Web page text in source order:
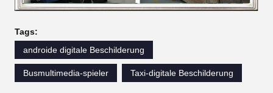
Tags:
androide digitale Beschilderung
Busmultimedia-spieler Taxi-digitale Beschilderung